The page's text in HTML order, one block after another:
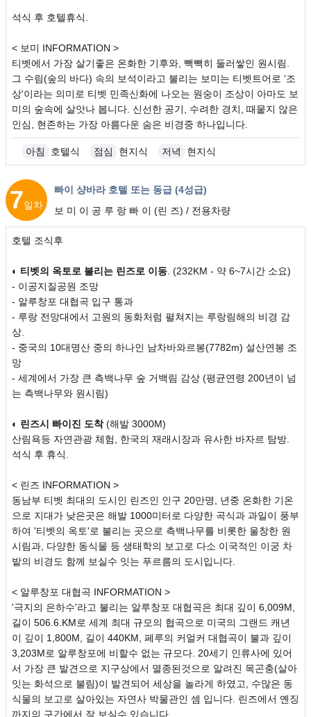
석식 후 호텔휴식.
< 보미 INFORMATION >
티벳에서 가장 살기좋은 온화한 기후와, 빽빽히 둘러쌓인 원시림.
그 수림(숲의 바다) 속의 보석이라고 불리는 보미는 티벳트어로 '조
상'이라는 의미로 티벳 민족신화에 나오는 원숭이 조상이 아마도 보
미의 숲속에 살앗나 봅니다. 신선한 공기, 수려한 경치, 때뭍지 않은
인심, 현존하는 가장 아름다운 숨은 비경중 하나입니다.
아침 호텔식 점심 현지식 저녁 현지식
7일차
빠이 샹바라 호텔 또는 동급 (4성급)
보 미 이 공 루 랑 빠 이 (린 즈) / 전용차량
호텔 조식후
◐ 티벳의 옥토로 불리는 린즈로 이동 . (232KM - 약 6~7시간 소요)
- 이공지질공원 조망
- 알루창포 대협곡 입구 통과
- 루랑 전망대에서 고원의 동화처럼 펼쳐지는 루랑림해의 비경 감
상.
- 중국의 10대명산 중의 하나인 남차바와르봉(7782m) 설산연봉 조
망
- 세계에서 가장 큰 측백나무 숲 거백림 감상 (평균연령 200년이 넘
는 측백나무와 원시림)
◐ 린즈시 빠이진 도착(해발 3000M)
산림욕등 자연관광 체험, 한국의 재래시장과 유사한 바자르 탐방.
석식 후 휴식.
< 린즈 INFORMATION >
동남부 티벳 최대의 도시인 린즈인 인구 20만명, 년중 온화한 기온
으로 지대가 낮은곳은 해발 1000미터로 다양한 곡식과 과일이 풍부
하여 '티벳의 옥토'로 불리는 곳으로 측백나무를 비롯한 울창한 원
시림과, 다양한 동식물 등 생태학의 보고로 다소 이국적인 이궁 차
밭의 비경도 함께 보실수 잇는 푸르름의 도시입니다.
< 알루창포 대협곡 INFORMATION >
'극지의 은하수'라고 불리는 알루창포 대협곡은 최대 깊이 6,009M,
길이 506.6.KM로 세계 최대 규모의 협곡으로 미국의 그랜드 캐년
이 깊이 1,800M, 길이 440KM, 페루의 커얼커 대협곡이 불과 깊이
3,203M로 알루창포에 비할수 없는 규모다. 20세기 인류사에 있어
서 가장 큰 발견으로 지구상에서 멸종된것으로 알려진 목곤충(살아
잇는 화석으로 불림)이 발견되어 세상을 놀라게 하였고, 수많은 동
식물의 보고로 살아있는 자연사 박물관인 셈 입니다. 린즈에서 옌징
까지의 구간에서 잘 보실수 있습니다.